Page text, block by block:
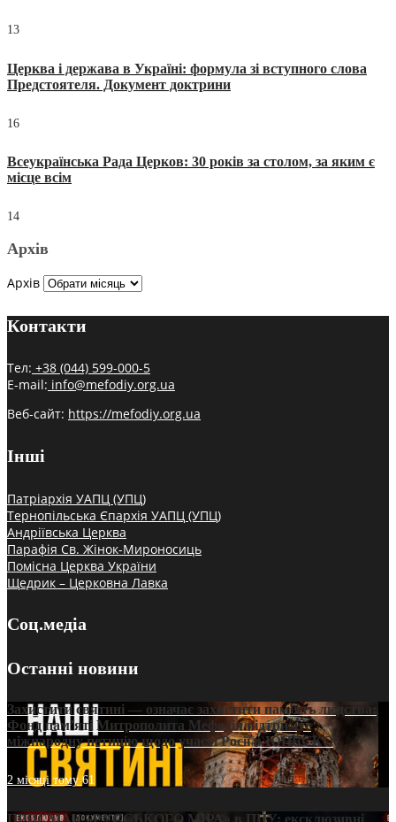
13
Церква і держава в Україні: формула зі вступного слова
Предстоятеля. Документ доктрини
16
Всеукраїнська Рада Церков: 30 років за столом, за яким є
місце всім
14
Архів
Архів
Контакти
Тел: +38 (044) 599-000-5
E-mail: info@mefodiy.org.ua
Веб-сайт: https://mefodiy.org.ua
Інші
Патріархія УАПЦ (УПЦ)
Тернопільська Єпархія УАПЦ (УПЦ)
Андріївська Церква
Парафія Св. Жінок-Мироносиць
Помісна Церква України
Щедрик – Церковна Лавка
Соц.медіа
Останні новини
Захистити святині — означає захистити пам’ять людства:
Фонд пам’яті Митрополита Мефодія підтримує
міжнародну петицію щодо участі Росії в ЮНЕСКО
2 місяці тому61
ПРИСМАК «РУССЬКОГО МІРА» в ПЦУ: ексклюзивні